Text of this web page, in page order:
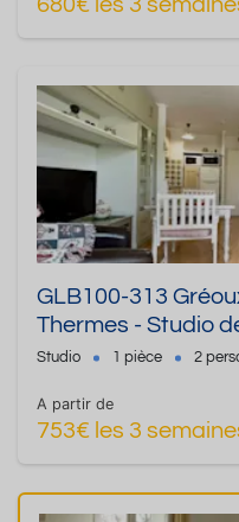
680€ les 3
GLB100-313
Thermes - Studio
personnes
Studio 1 pièce 2
A partir de
753€ les 3